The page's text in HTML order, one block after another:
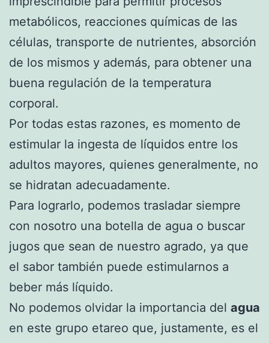
metabólicos, reacciones químicas de las
células, transporte de nutrientes, absorción
de los mismos y además, para obtener una
buena regulación de la temperatura
corporal.
Por todas estas razones, es momento de
estimular la ingesta de líquidos entre los
adultos mayores, quienes generalmente, no
se hidratan adecuadamente.
Para lograrlo, podemos trasladar siempre
con nosotro una botella de agua o buscar
jugos que sean de nuestro agrado, ya que
el sabor también puede estimularnos a
beber más líquido.
No podemos olvidar la importancia del agua
en este grupo etareo que, justamente, es el